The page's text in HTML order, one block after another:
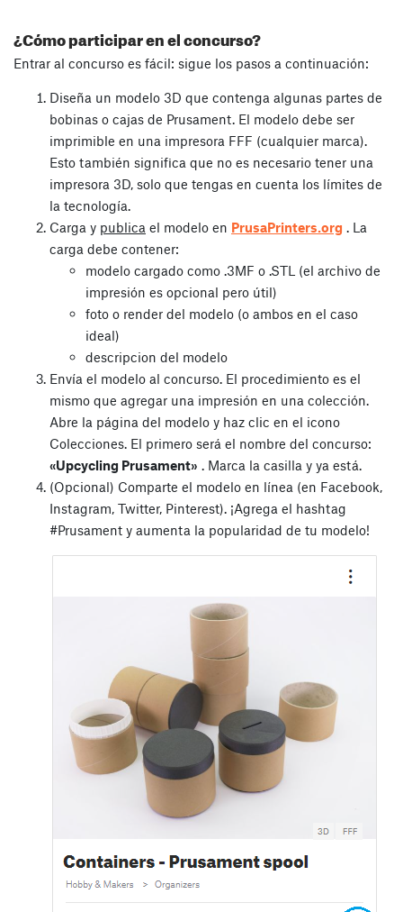
¿Cómo participar en el concurso?
Entrar al concurso es fácil: sigue los pasos a continuación:
Diseña un modelo 3D que contenga algunas partes de
bobinas o cajas de Prusament. El modelo debe ser
imprimible en una impresora FFF (cualquier marca).
Esto también significa que no es necesario tener una
impresora 3D, solo que tengas en cuenta los límites de
la tecnología.
Carga y publica el modelo en PrusaPrinters.org . La
carga debe contener:
modelo cargado como .3MF o .STL (el archivo de
impresión es opcional pero útil)
foto o render del modelo (o ambos en el caso
ideal)
descripcion del modelo
Envía el modelo al concurso. El procedimiento es el
mismo que agregar una impresión en una colección.
Abre la página del modelo y haz clic en el icono
Colecciones. El primero será el nombre del concurso:
«Upcycling Prusament» . Marca la casilla y ya está.
(Opcional) Comparte el modelo en línea (en Facebook,
Instagram, Twitter, Pinterest). ¡Agrega el hashtag
#Prusament y aumenta la popularidad de tu modelo!